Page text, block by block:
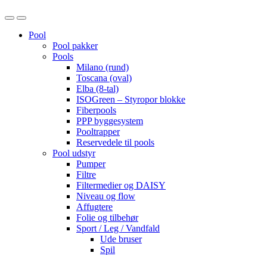
OpenClose
Pool
Pool pakker
Pools
Milano (rund)
Toscana (oval)
Elba (8-tal)
ISOGreen – Styropor blokke
Fiberpools
PPP byggesystem
Pooltrapper
Reservedele til pools
Pool udstyr
Pumper
Filtre
Filtermedier og DAISY
Niveau og flow
Affugtere
Folie og tilbehør
Sport / Leg / Vandfald
Ude bruser
Spil